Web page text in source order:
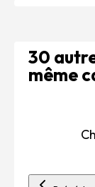
30
même